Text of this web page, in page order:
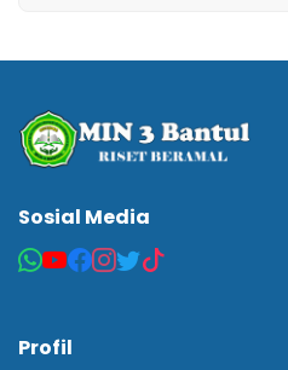
Sosial Media
Profil